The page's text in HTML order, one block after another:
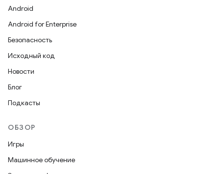
Android
Android for Enterprise
Безопасность
Исходный код
Новости
Блог
Подкасты
ОБЗОР
Игры
Машинное обучение